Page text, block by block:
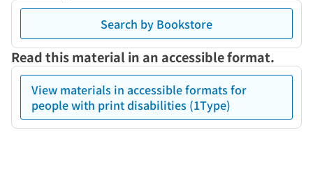
Search by Bookstore
Read this material in an accessible format.
View materials in accessible formats for
people with print disabilities (1Type)